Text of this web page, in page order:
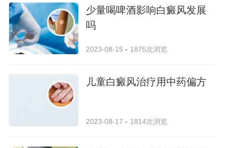
少量喝啤酒影响白癜风发展
吗
2023-08-15 1875次浏览
儿童白癜风治疗用中药偏方
2023-08-17 1814次浏览